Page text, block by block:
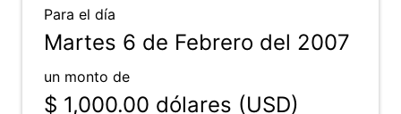
Para el día
Martes 6 de Febrero del 2007
un monto de
$ 1,000.00 dólares (USD)